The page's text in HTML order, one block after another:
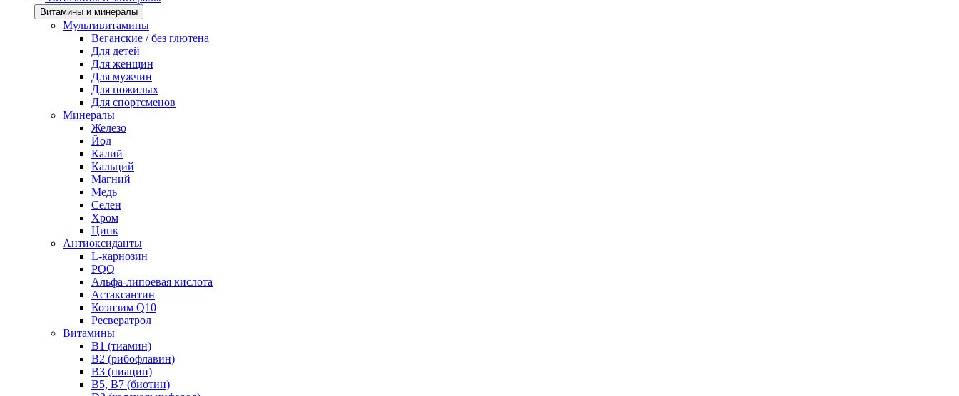
Витамины и минералы
Мультивитамины
Веганские / без глютена
Для детей
Для женщин
Для мужчин
Для пожилых
Для спортсменов
Минералы
Железо
Йод
Калий
Кальций
Магний
Медь
Селен
Хром
Цинк
Антиоксиданты
L-карнозин
PQQ
Альфа-липоевая кислота
Астаксантин
Коэнзим Q10
Ресвератрол
Витамины
B1 (тиамин)
B2 (рибофлавин)
B3 (ниацин)
B5, B7 (биотин)